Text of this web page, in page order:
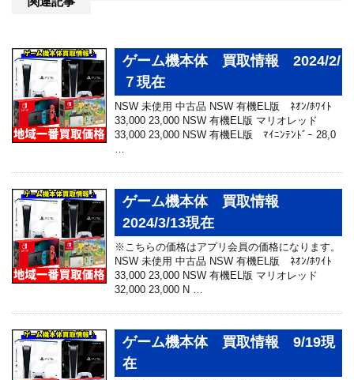
ゲーム機本体 買取情報 2024/2/
７現在
NSW 未使用 中古品 NSW 有機EL版 ﾈｵﾝ/ﾎﾜｲﾄ
33,000 23,000 NSW 有機EL版 マリオレッド
33,000 23,000 NSW 有機EL版 ﾏｲﾆﾝﾃﾝﾄﾞｰ 28,0
ゲーム機本体 買取情報
2024/3/13現在
※こちらの価格はアプリ会員の価格になります。
NSW 未使用 中古品 NSW 有機EL版 ﾈｵﾝ/ﾎﾜｲﾄ
33,000 23,000 NSW 有機EL版 マリオレッド
32,000 23,000 N …
ゲーム機本体 買取情報 9/19現
在